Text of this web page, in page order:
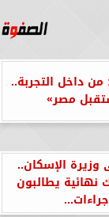
داخل التجربة..
مصر»
وزيرة الإسكان..
نهائية يطالبون